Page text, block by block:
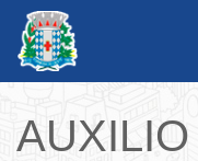
AUXILIO